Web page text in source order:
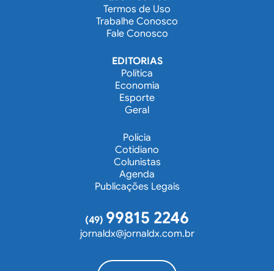
Termos de Uso
Trabalhe Conosco
Fale Conosco
EDITORIAS
Política
Economia
Esporte
Geral
Polícia
Cotidiano
Colunistas
Agenda
Publicações Legais
(49) 99815 2246
jornaldx@jornaldx.com.br